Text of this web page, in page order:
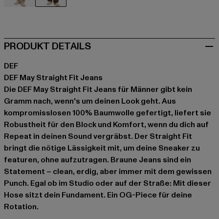
PRODUKT DETAILS
DEF
DEF May Straight Fit Jeans
Die DEF May Straight Fit Jeans für Männer gibt kein
Gramm nach, wenn's um deinen Look geht. Aus
kompromisslosen 100% Baumwolle gefertigt, liefert sie
Robustheit für den Block und Komfort, wenn du dich auf
Repeat in deinen Sound vergräbst. Der Straight Fit
bringt die nötige Lässigkeit mit, um deine Sneaker zu
featuren, ohne aufzutragen. Braune Jeans sind ein
Statement – clean, erdig, aber immer mit dem gewissen
Punch. Egal ob im Studio oder auf der Straße: Mit dieser
Hose sitzt dein Fundament. Ein OG-Piece für deine
Rotation.